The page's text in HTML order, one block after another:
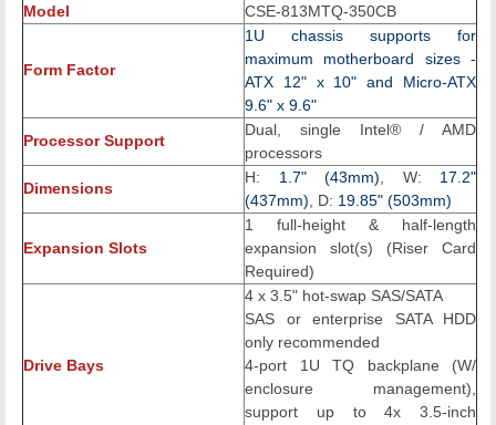
Model
CSE-813MTQ-350CB
Form Factor
1U chassis supports for
maximum motherboard sizes -
ATX 12" x 10" and Micro-ATX
9.6" x 9.6"
Processor Support
Dual, single Intel® / AMD
processors
Dimensions
H: 1.7" (43mm), W: 17.2"
(437mm), D: 19.85" (503mm)
Expansion Slots
1 full-height & half-length
expansion slot(s) (Riser Card
Required)
Drive Bays
4 x 3.5" hot-swap SAS/SATA
SAS or enterprise SATA HDD
only recommended
4-port 1U TQ backplane (W/
enclosure management),
support up to 4x 3.5-inch